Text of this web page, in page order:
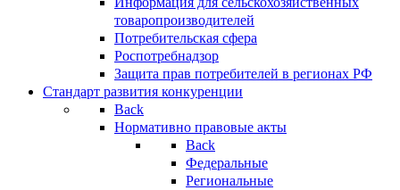
товаропроизводителей
Потребительская сфера
Роспотребнадзор
Защита прав потребителей в регионах РФ
Стандарт развития конкуренции
Back
Нормативно правовые акты
Back
Федеральные
Региональные